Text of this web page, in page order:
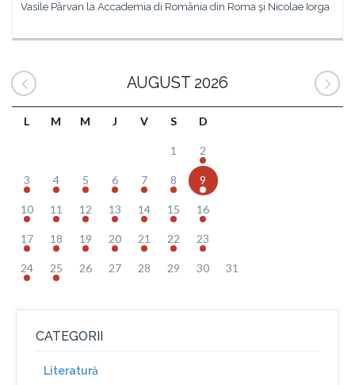
Vasile Pârvan la Accademia di România din Roma şi Nicolae Iorga
AUGUST 2026
L M M J V S D
1 2
3 4 5 6 7 8 9
10 11 12 13 14 15 16
17 18 19 20 21 22 23
24 25 26 27 28 29 30 31
CATEGORII
Literatură